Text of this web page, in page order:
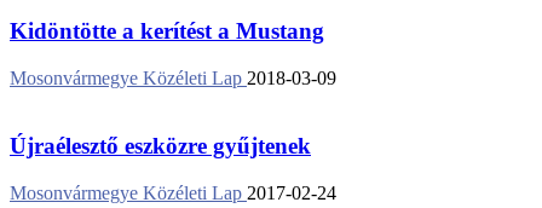
Kidöntötte a kerítést a Mustang
Mosonvármegye Közéleti Lap 2018-03-09
Újraélesztő eszközre gyűjtenek
Mosonvármegye Közéleti Lap 2017-02-24